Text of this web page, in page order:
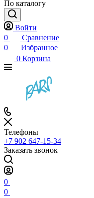
По каталогу
Войти
0
Сравнение
0
Избранное
0 Корзина
Телефоны
+7 902 647-15-34
Заказать звонок
0
0